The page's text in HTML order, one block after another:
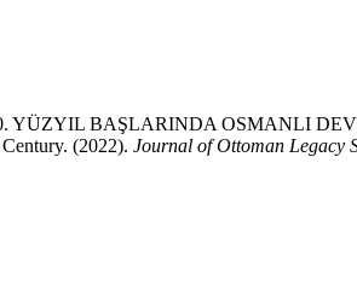
BAŞLARINDA OSMANLI
(2022). Journal of Ottoman Legacy